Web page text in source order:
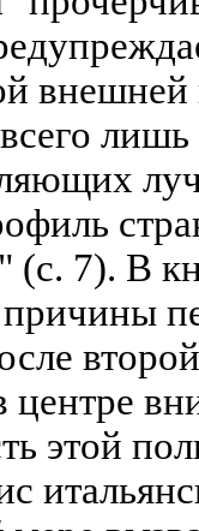
(с. 7). В
причины
центре
этой